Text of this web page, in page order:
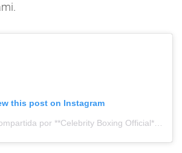
this post on Instagram